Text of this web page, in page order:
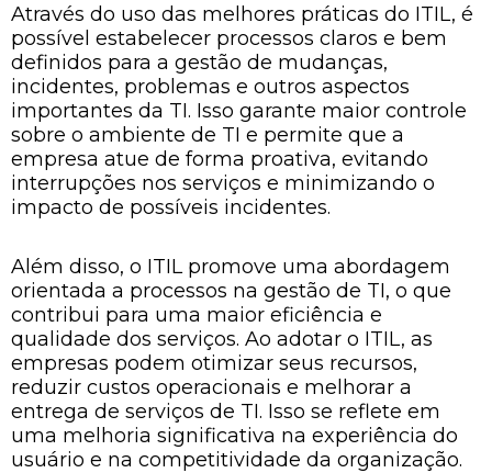
Através do uso das melhores práticas do ITIL, é
possível estabelecer processos claros e bem
definidos para a gestão de mudanças,
incidentes, problemas e outros aspectos
importantes da TI. Isso garante maior controle
sobre o ambiente de TI e permite que a
empresa atue de forma proativa, evitando
interrupções nos serviços e minimizando o
impacto de possíveis incidentes.
Além disso, o ITIL promove uma abordagem
orientada a processos na gestão de TI, o que
contribui para uma maior eficiência e
qualidade dos serviços. Ao adotar o ITIL, as
empresas podem otimizar seus recursos,
reduzir custos operacionais e melhorar a
entrega de serviços de TI. Isso se reflete em
uma melhoria significativa na experiência do
usuário e na competitividade da organização.